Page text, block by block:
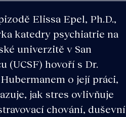
Elissa Epel, Ph.D.,
katedry psychiatrie na
univerzitě v San
(UCSF) hovoří s Dr.
o její práci,
jak stres ovlivňuje
chování, duševní